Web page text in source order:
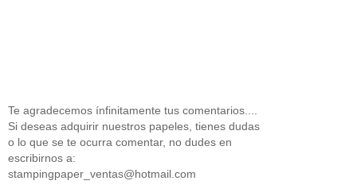
Te agradecemos ínfinitamente tus comentarios....
Si deseas adquirir nuestros papeles, tienes dudas
o lo que se te ocurra comentar, no dudes en
escribirnos a:
stampingpaper_ventas@hotmail.com